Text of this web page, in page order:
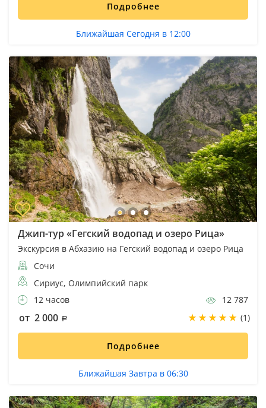
Подробнее
Ближайшая Сегодня в 12:00
Джип-тур «Гегский водопад и озеро Рица»
Экскурсия в Абхазию на Гегский водопад и озеро Рица
Сочи
Сириус, Олимпийский парк
12 часов
12 787
от 2 000 (1)
Подробнее
Ближайшая Завтра в 06:30